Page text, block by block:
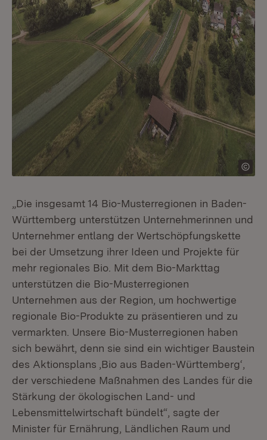
„Die insgesamt 14 Bio-Musterregionen in Baden-
Württemberg unterstützen Unternehmerinnen und
Unternehmer entlang der Wertschöpfungskette
bei der Umsetzung ihrer Ideen und Projekte für
mehr regionales Bio. Mit dem Bio-Markttag
unterstützen die Bio-Musterregionen
Unternehmen aus der Region, um hochwertige
regionale Bio-Produkte zu präsentieren und zu
vermarkten. Unsere Bio-Musterregionen haben
sich bewährt, denn sie sind ein wichtiger Baustein
des Aktionsplans ‚Bio aus Baden-Württemberg‘,
der verschiedene Maßnahmen des Landes für die
Stärkung der ökologischen Land- und
Lebensmittelwirtschaft bündelt“, sagte der
Minister für Ernährung, Ländlichen Raum und